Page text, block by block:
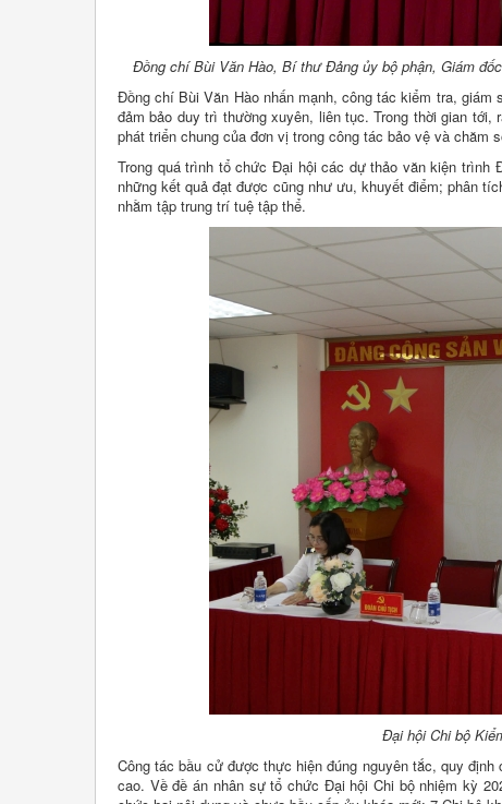
Đồng chí Bùi Văn Hào, Bí thư Đảng ủy bộ phận, Giám
Đồng chí Bùi Văn Hào nhấn mạnh, công tác kiểm tra,
đảm bảo duy trì thường xuyên, liên tục. Trong thời gian
phát triển chung của đơn vị trong công tác bảo vệ và chăm
Trong quá trình tổ chức Đại hội các dự thảo văn kiện trình
những kết quả đạt được cũng như ưu, khuyết điểm; phân
nhằm tập trung trí tuệ tập thể.
Đại hội Chi bộ
Công tác bầu cử được thực hiện đúng nguyên tắc, quy
cao. Về đề án nhân sự tổ chức Đại hội Chi bộ nhiệm kỳ